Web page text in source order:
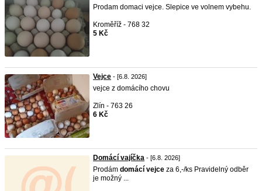
Prodam domaci vejce. Slepice ve volnem vybehu.
Kroměříž - 768 32
5 Kč
Vejce - [6.8. 2026]
vejce z domácího chovu
Zlín - 763 26
6 Kč
Domácí vajíčka - [6.8. 2026]
Prodám domácí vejce za 6,-/ks Pravidelný odběr
je možný ...